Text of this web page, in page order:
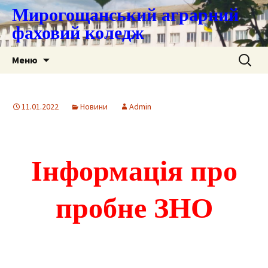
Мирогощанський аграрний
фаховий коледж
Меню Пошук:
11.01.2022 Новини Admin
Інформація про
пробне ЗНО